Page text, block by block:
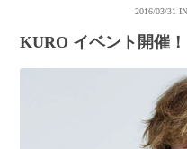
2016/03/31
KURO イベント開催！